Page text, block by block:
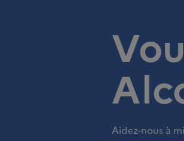
Aidez-nous à